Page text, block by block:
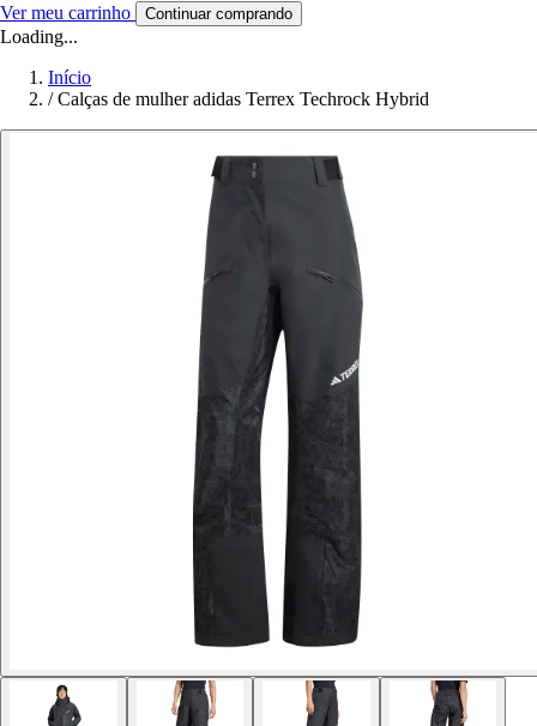
Ver meu carrinho Continuar comprando
Loading...
Início
/ Calças de mulher adidas Terrex Techrock Hybrid